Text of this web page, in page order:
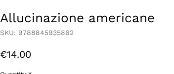
Allucinazione americane
SKU: 9788845935862
€14.00Price